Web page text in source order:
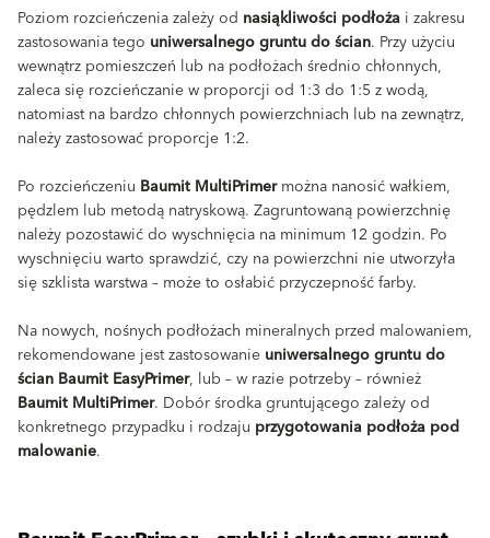
Poziom rozcieńczenia zależy od nasiąkliwości podłoża i zakresu
zastosowania tego uniwersalnego gruntu do ścian. Przy użyciu
wewnątrz pomieszczeń lub na podłożach średnio chłonnych,
zaleca się rozcieńczanie w proporcji od 1:3 do 1:5 z wodą,
natomiast na bardzo chłonnych powierzchniach lub na zewnątrz,
należy zastosować proporcje 1:2.
Po rozcieńczeniu Baumit MultiPrimermożna nanosić wałkiem,
pędzlem lub metodą natryskową. Zagruntowaną powierzchnię
należy pozostawić do wyschnięcia na minimum 12 godzin. Po
wyschnięciu warto sprawdzić, czy na powierzchni nie utworzyła
się szklista warstwa – może to osłabić przyczepność farby.
Na nowych, nośnych podłożach mineralnych przed malowaniem,
rekomendowane jest zastosowanie uniwersalnego gruntu do
ścian Baumit EasyPrimer, lub – w razie potrzeby – również
Baumit MultiPrimer. Dobór środka gruntującego zależy od
konkretnego przypadku i rodzaju przygotowania podłoża pod
malowanie.